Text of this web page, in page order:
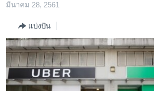
ข้าม
หลัก
ข้าม
ไป
สหรัฐฯ
ไทย
ธุรกิจ
วิทยาศาสตร์
สังคมและสุขภาพ
มีนาคม 28, 2561
แบ่งปัน